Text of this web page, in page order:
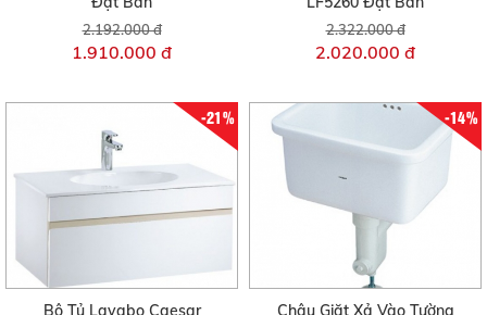
2.192.000 đ
1.910.000 đ
2.322.000 đ
2.020.000 đ
-21%
Bộ Tủ Lavabo Caesar
-14%
Chậu Giặt Xả Vào Tường